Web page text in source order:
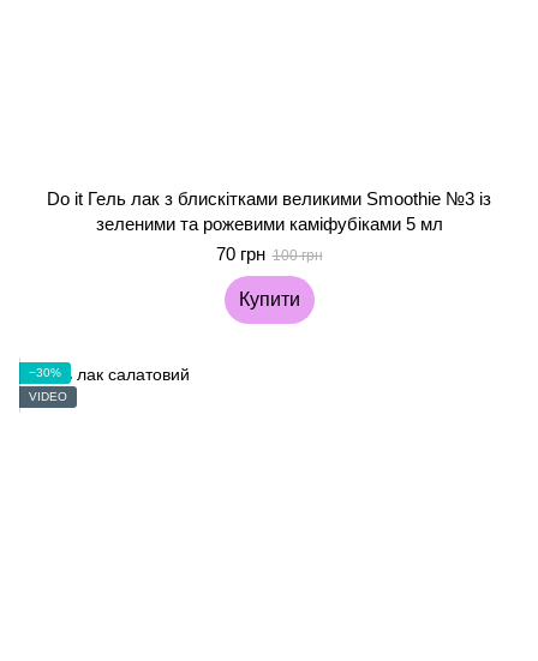
Do it Гель лак з блискітками великими Smoothie №3 із
зеленими та рожевими каміфубіками 5 мл
70 грн 100 грн
Купити
−30%
VIDEO